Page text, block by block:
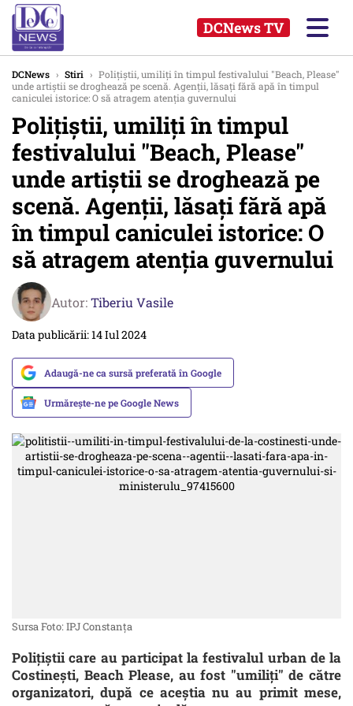
DCNews TV
DCNews › Stiri › Polițiștii, umiliți în timpul festivalului "Beach, Please"
unde artiștii se droghează pe scenă. Agenții, lăsați fără apă în timpul
caniculei istorice: O să atragem atenția guvernului
Polițiștii, umiliți în timpul
festivalului "Beach, Please"
unde artiștii se droghează pe
scenă. Agenții, lăsați fără apă
în timpul caniculei istorice: O
să atragem atenția guvernului
Autor:Tiberiu Vasile
Data publicării: 14 Iul 2024
Adaugă-ne ca sursă preferată în Google
Urmărește-ne pe Google News
Sursa Foto: IPJ Constanța
Polițiștii care au participat la festivalul urban de la
Costinești, Beach Please, au fost "umiliți" de către
organizatori, după ce aceștia nu au primit mese,